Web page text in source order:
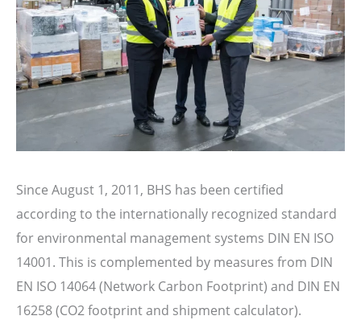
Since August 1, 2011, BHS has been certified
according to the internationally recognized standard
for environmental management systems DIN EN ISO
14001. This is complemented by measures from DIN
EN ISO 14064 (Network Carbon Footprint) and DIN EN
16258 (CO2 footprint and shipment calculator).